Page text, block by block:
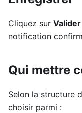
Cliquez sur Valider
notification
Qui mettre
Selon la structure
choisir parmi :